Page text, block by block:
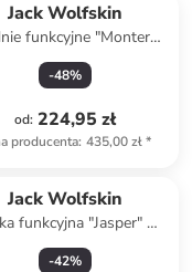
Jack Wolfskin
funkcyjne "Montero"
kolorze granatowym
-48%
od: 224,95 zł
producenta: 435,00 zł*
Jack Wolfskin
funkcyjna "Jasper" w
kolorze czarnym
-42%